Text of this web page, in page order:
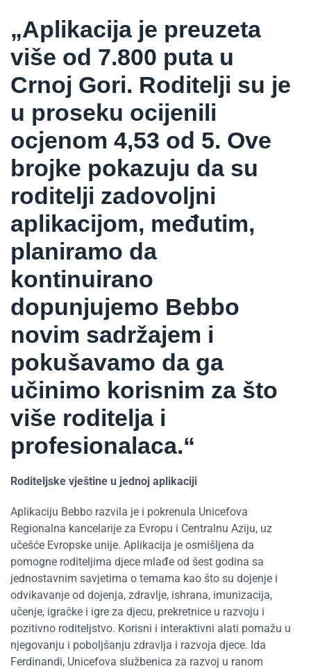
„Aplikacija je preuzeta
više od 7.800 puta u
Crnoj Gori. Roditelji su je
u proseku ocijenili
ocjenom 4,53 od 5. Ove
brojke pokazuju da su
roditelji zadovoljni
aplikacijom, međutim,
planiramo da
kontinuirano
dopunjujemo Bebbo
novim sadržajem i
pokušavamo da ga
učinimo korisnim za što
više roditelja i
profesionalaca.“
Roditeljske vještine u jednoj aplikaciji
Aplikaciju Bebbo razvila je i pokrenula Unicefova
Regionalna kancelarije za Evropu i Centralnu Aziju, uz
učešće Evropske unije. Aplikacija je osmišljena da
pomogne roditeljima djece mlađe od šest godina sa
jednostavnim savjetima o temama kao što su dojenje i
odvikavanje od dojenja, zdravlje, ishrana, imunizacija,
učenje, igračke i igre za djecu, prekretnice u razvoju i
pozitivno roditeljstvo. Korisni i interaktivni alati pomažu u
njegovanju i poboljšanju zdravlja i razvoja djece. Ida
Ferdinandi, Unicefova službenica za razvoj u ranom